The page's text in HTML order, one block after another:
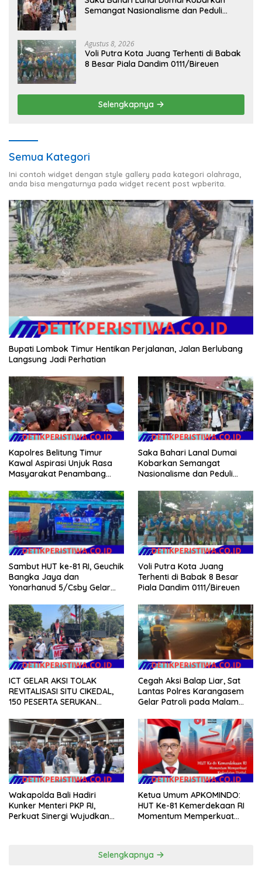
Semangat Nasionalisme dan Peduli
Agustus 8, 2026
Voli Putra Kota Juang Terhenti di Babak
8 Besar Piala Dandim 0111/Bireuen
Selengkapnya
Semua Kategori
Ini contoh widget dengan style gallery pada kategori olahraga,
anda bisa mengaturnya pada widget recent post wpberita.
Bupati Lombok Timur Hentikan Perjalanan, Jalan Berlubang
Langsung Jadi Perhatian
Kapolres Belitung Timur
Kawal Aspirasi Unjuk Rasa
Masyarakat Penambang
Kantor Operasional PT.Timah
Kecamatan Gantung.
Saka Bahari Lanal Dumai
Kobarkan Semangat
Nasionalisme dan Peduli
Sambut HUT ke-81 RI, Geuchik
Bangka Jaya dan
Yonarhanud 5/Csby Gelar
Gerakan Indonesia Asri
Voli Putra Kota Juang
Terhenti di Babak 8 Besar
Piala Dandim 0111/Bireuen
ICT GELAR AKSI TOLAK
REVITALISASI SITU CIKEDAL,
150 PESERTA SERUKAN
Cegah Aksi Balap Liar, Sat
Lantas Polres Karangasem
Gelar Patroli pada Malam
Wakapolda Bali Hadiri
Kunker Menteri PKP RI,
Perkuat Sinergi Wujudkan
Ketua Umum APKOMINDO:
HUT Ke-81 Kemerdekaan RI
Momentum Memperkuat
Emas 2045
Selengkapnya